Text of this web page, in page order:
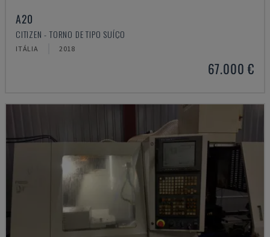
A20
CITIZEN - TORNO DE TIPO SUÍÇO
ITÁLIA 2018
67.000 €